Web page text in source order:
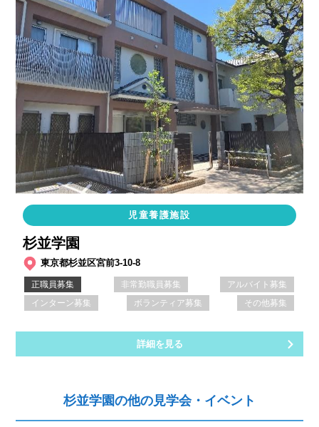
児童養護施設
杉並学園
東京都杉並区宮前3-10-8
正職員募集 非常勤職員募集
アルバイト募集
インターン募集
ボランティア募集 その他募集
詳細を見る
杉並学園の他の見学会・イベント